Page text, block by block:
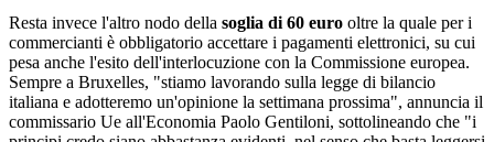
Resta invece l'altro nodo della soglia di 60 euro oltre la quale per i
commercianti è obbligatorio accettare i pagamenti elettronici, su cui
pesa anche l'esito dell'interlocuzione con la Commissione europea.
Sempre a Bruxelles, "stiamo lavorando sulla legge di bilancio
italiana e adotteremo un'opinione la settimana prossima", annuncia il
commissario Ue all'Economia Paolo Gentiloni, sottolineando che "i